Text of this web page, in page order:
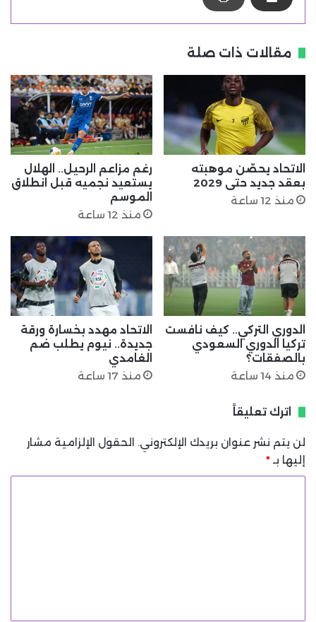
مقالات ذات صلة
الاتحاد يحصّن موهبته
بعقد جديد حتى 2029
منذ 12 ساعة
رغم مزاعم الرحيل.. الهلال
يستعيد نجميه قبل انطلاق
الموسم
منذ 12 ساعة
الدوري التركي.. كيف نافست
تركيا الدوري السعودي
بالصفقات؟
منذ 14 ساعة
الاتحاد مهدد بخسارة ورقة
جديدة.. نيوم يطلب ضم
الغامدي
منذ 17 ساعة
اترك تعليقاً
لن يتم نشر عنوان بريدك الإلكتروني. الحقول الإلزامية مشار
إليها بـ *